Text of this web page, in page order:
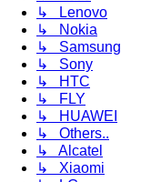
↳ Lenovo
↳ Nokia
↳ Samsung
↳ Sony
↳ HTC
↳ FLY
↳ HUAWEI
↳ Others..
↳ Alcatel
↳ Xiaomi